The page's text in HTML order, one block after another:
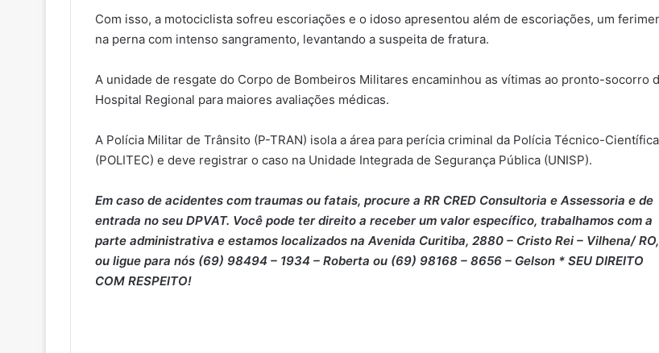
Com isso, a motociclista sofreu escoriações e o idoso apresentou além de escoriações, um
na perna com intenso sangramento, levantando a suspeita de fratura.
A unidade de resgate do Corpo de Bombeiros Militares encaminhou as vítimas ao pronto-socorro
Hospital Regional para maiores avaliações médicas.
A Polícia Militar de Trânsito (P-TRAN) isola a área para perícia criminal da Polícia Técnico-Científica
(POLITEC) e deve registrar o caso na Unidade Integrada de Segurança Pública (UNISP).
Em caso de acidentes com traumas ou fatais, procure a RR CRED Consultoria e Assessoria e de
entrada no seu DPVAT. Você pode ter direito a receber um valor específico, trabalhamos com a
parte administrativa e estamos localizados na Avenida Curitiba, 2880 – Cristo Rei – Vilhena/ RO,
ou ligue para nós (69) 98494 – 1934 – Roberta ou (69) 98168 – 8656 – Gelson * SEU DIREITO
COM RESPEITO!